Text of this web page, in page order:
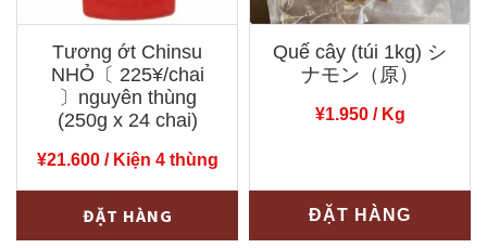
(400g
số
x
Tương ớt Chinsu
NHỎ〔 225¥/chai
〕nguyên thùng
(250g x 24 chai)
¥21.600/ Kiện 4 thùng
ớt
ĐẶT HÀNG
Quế cây (túi 1kg) シ
ナモン（原）
¥1.950/ Kg
ĐẶT HÀNG